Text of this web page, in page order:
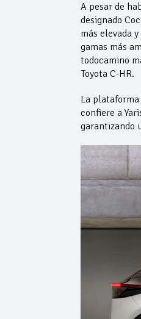
A pesar de
designado
más elevada
gamas más
todocamino
Toyota C-HR.
La
confiere a
garantizando